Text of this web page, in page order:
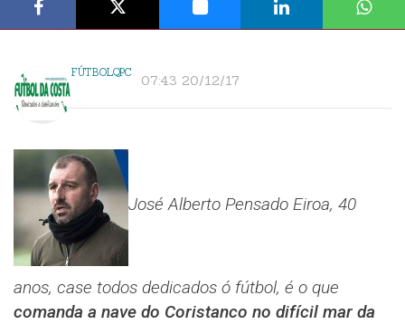
FÚTBOLQPC 07:43 20/12/17
José Alberto Pensado Eiroa, 40
anos, case todos dedicados ó fútbol, é o que
comanda a nave do Coristanco no difícil mar da